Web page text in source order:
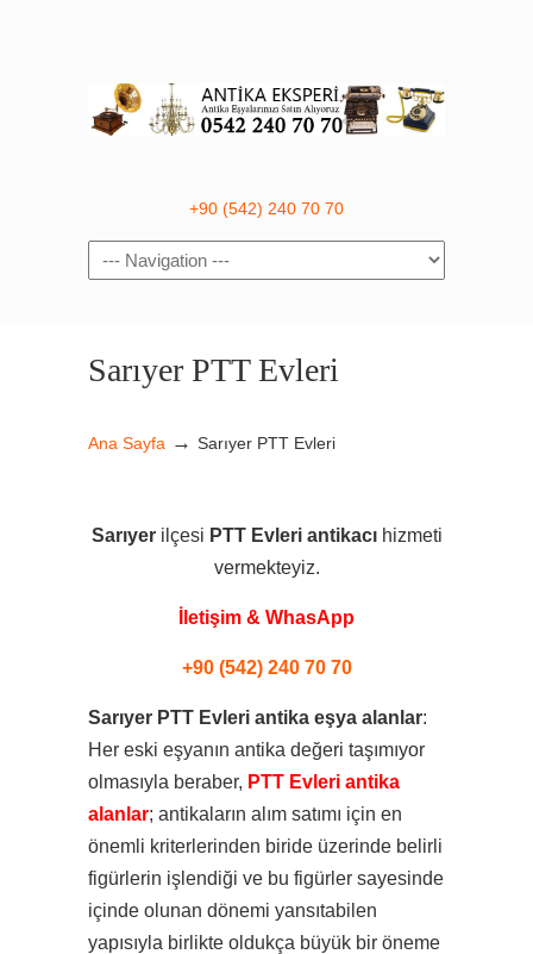
+90 (542) 240 70 70
Navigation
Sarıyer PTT Evleri
Ana Sayfa → Sarıyer PTT Evleri
Sarıyer ilçesi PTT Evleri antikacıhizmeti
vermekteyiz.
İletişim & WhasApp
+90 (542) 240 70 70
Sarıyer PTT Evleri antika eşya alanlar:
Her eski eşyanın antika değeri taşımıyor
olmasıyla beraber, PTT Evleri antika
alanlar; antikaların alım satımı için en
önemli kriterlerinden biride üzerinde belirli
figürlerin işlendiği ve bu figürler sayesinde
içinde olunan dönemi yansıtabilen
yapısıyla birlikte oldukça büyük bir öneme